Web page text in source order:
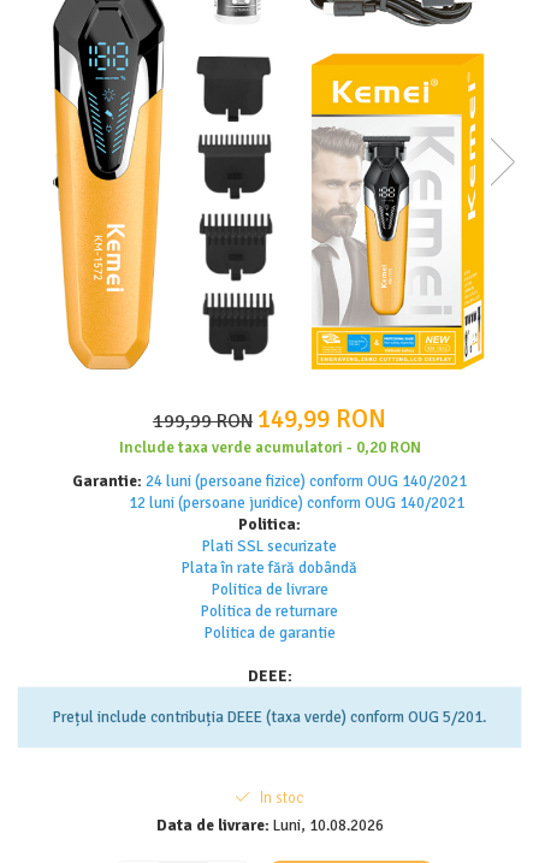
EPILATOARE
Cutite aparate de ras
199,99 RON 149,99 RON
Include taxa verde acumulatori - 0,20 RON
Garantie: 24 luni (persoane fizice) conform OUG 140/2021
12 luni (persoane juridice) conform OUG 140/2021
Politica:
Plati SSL securizate
Plata în rate fără dobândă
Politica de livrare
Politica de returnare
Politica de garantie
DEEE:
Prețul include contribuția DEEE (taxa verde) conform OUG 5/201.
In stoc
Data de livrare: Luni, 10.08.2026